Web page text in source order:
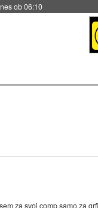
za svoj comp samo za